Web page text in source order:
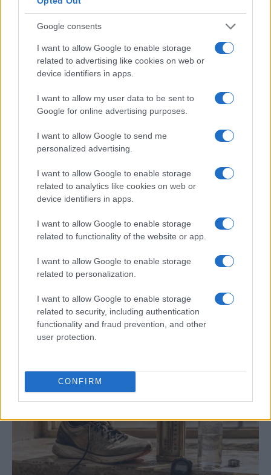
Google consents
I want to allow Google to enable storage
related to advertising like cookies on web or
device identifiers in apps.
I want to allow my user data to be sent to
Google for online advertising purposes.
I want to allow Google to send me
personalized advertising.
I want to allow Google to enable storage
related to analytics like cookies on web or
device identifiers in apps.
I want to allow Google to enable storage
related to functionality of the website or app.
I want to allow Google to enable storage
related to personalization.
I want to allow Google to enable storage
related to security, including authentication
functionality and fraud prevention, and other
user protection.
CONFIRM
Programación deportiva gratuita: lo que
no te puedes perder en agosto de 2026
El verano de 2026 está repleto de eventos…
DEPORTES
FIFA anuncia que las futbolistas recibirán
baja de maternidad